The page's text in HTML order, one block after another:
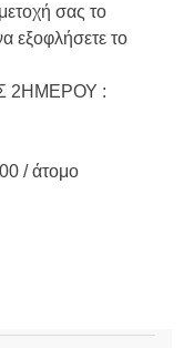
σας το
εξοφλήσετε το
2ΗΜΕΡΟΥ :
/ άτομο